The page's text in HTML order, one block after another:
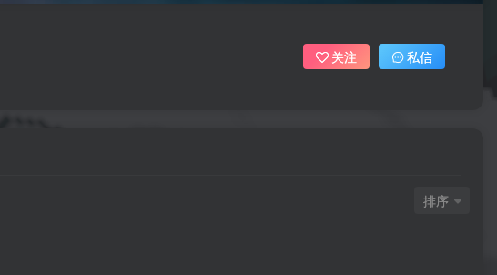
关注 私信
排序